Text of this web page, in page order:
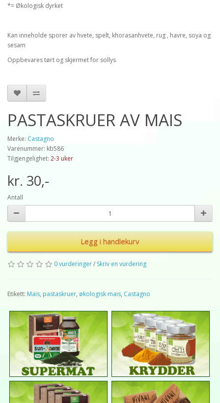
*= Økologisk dyrket
Kan inneholde sporer av hvete, spelt, khorasanhvete, rug , havre, soya og
sesam
Oppbevares tørt og skjermet for sollys
PASTASKRUER AV MAIS
Merke: Castagno
Varenummer: kb586
Tilgjengelighet: 2-3 uker
kr. 30,-
Antall
Legg i handlekurv
0 vurderinger/ Skriv en vurdering
Etikett: Mais, pastaskruer, økologisk mais, Castagno